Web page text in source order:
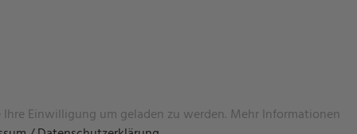
Einwilligung um geladen zu werden. Mehr Informationen